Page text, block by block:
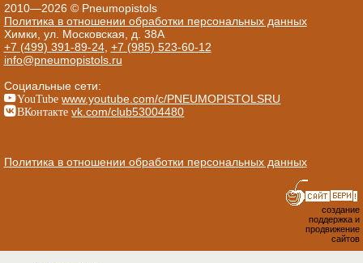
2010—2026 © Pneumopistols
Политика в отношении обработки персональных данных
Химки, ул. Московская, д. 38А
+7 (499) 391-89-24, +7 (985) 523-60-12
info@pneumopistols.ru
Социальные сети:
YouTube www.youtube.com/c/PNEUMOPISTOLSRU
ВКонтакте vk.com/club53004480
Политика в отношении обработки персональных данных
создание
поддержка и
продвижение
сайтов